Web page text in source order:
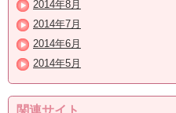
2014年8月
2014年7月
2014年6月
2014年5月
関連サイト